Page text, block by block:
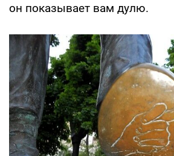
он показывает вам дулю.